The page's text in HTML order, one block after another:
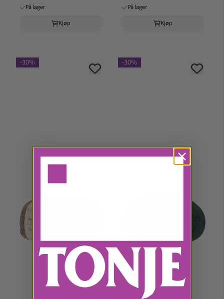
På lager
Kjøp
På lager
Kjøp
-30% -30%